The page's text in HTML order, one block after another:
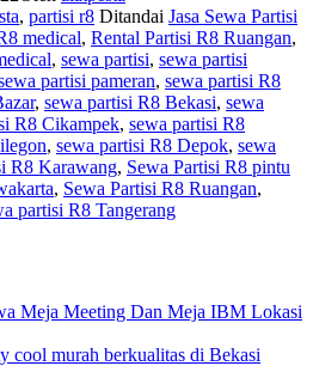
, partisi r8 Ditandai Jasa Sewa Partisi
medical, Rental Partisi R8 Ruangan,
, sewa partisi, sewa partisi
partisi pameran, sewa partisi R8
, sewa partisi R8 Bekasi, sewa
R8 Cikampek, sewa partisi R8
, sewa partisi R8 Depok, sewa
R8 Karawang, Sewa Partisi R8 pintu
, Sewa Partisi R8 Ruangan,
partisi R8 Tangerang
Meja Meeting Dan Meja IBM Lokasi
cool murah berkualitas di Bekasi